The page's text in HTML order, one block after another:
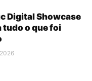
Digital Showcase
tudo o que foi